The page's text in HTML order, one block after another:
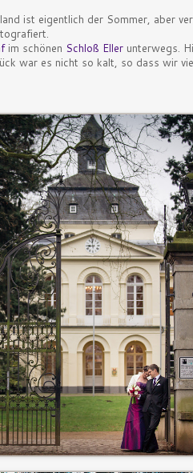
ist eigentlich der Sommer, aber
im schönen Schloß Eller unterwegs.
war es nicht so kalt, so dass wir